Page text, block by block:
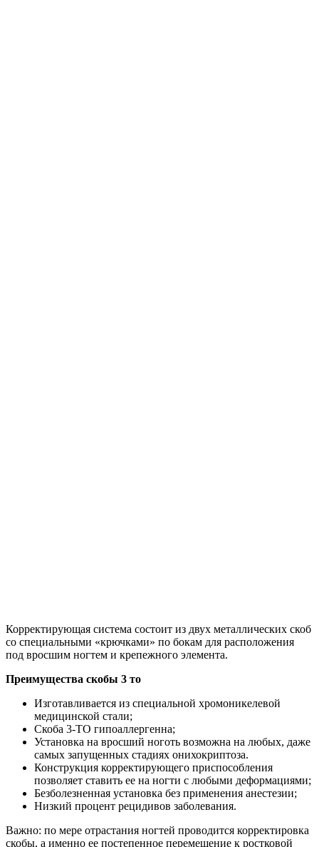
Корректирующая система состоит из двух металлических скоб
со специальными «крючками» по бокам для расположения
под вросшим ногтем и крепежного элемента.
Преимущества скобы 3 то
Изготавливается из специальной хромоникелевой
медицинской стали;
Скоба 3-ТО гипоаллергенна;
Установка на вросший ноготь возможна на любых, даже
самых запущенных стадиях онихокриптоза.
Конструкция корректирующего приспособления
позволяет ставить ее на ногти с любыми деформациями;
Безболезненная установка без применения анестезии;
Низкий процент рецидивов заболевания.
Важно: по мере отрастания ногтей проводится корректировка
скобы, а именно ее постепенное перемещение к ростковой